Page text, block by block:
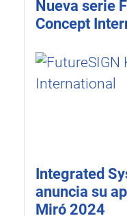
Nueva serie
Concept
Integrated
anuncia su
Miró 2024